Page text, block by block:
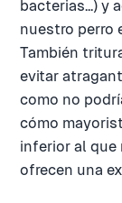
bacterias...) y
nuestro perro
También
evitar
como no
cómo
inferior al que
ofrecen una